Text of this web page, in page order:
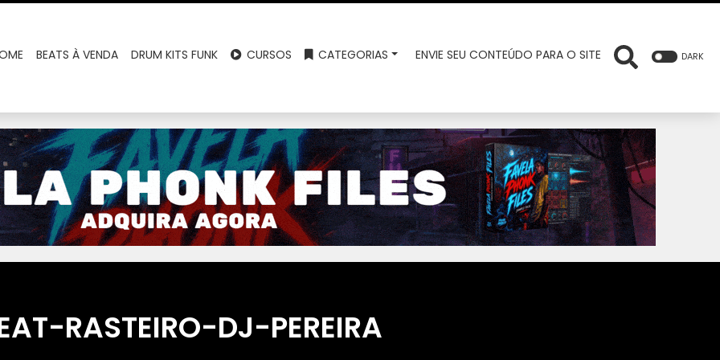
BEATS À VENDA DRUM KITS FUNK CURSOS CATEGORIAS ENVIE SEU CONTEÚDO PARA O SITE DARK
RASTEIRO-DJ-PEREIRA